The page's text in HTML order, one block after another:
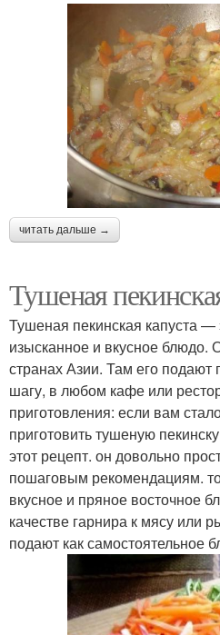
читать дальше →
Тушеная
Тушеная пекинская капуста
изысканное и вкусное блюдо.
странах Азии. Там его подают
шагу, в любом кафе или
приготовления: если вам
приготовить тушеную
этот рецепт. он довольно
пошаговым рекомендациям.
вкусное и пряное восточное
качестве гарнира к мясу или
подают как самостоятельное